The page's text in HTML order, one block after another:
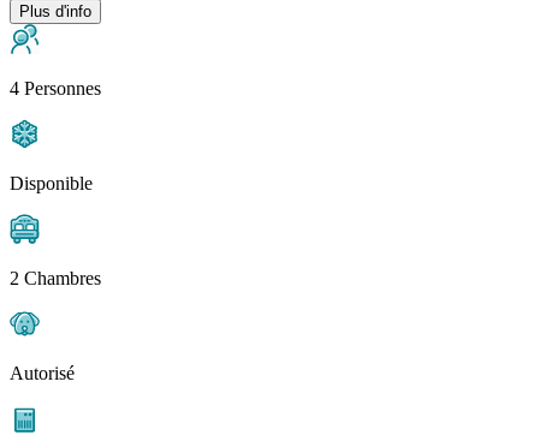
Plus d'info
4 Personnes
Disponible
2 Chambres
Autorisé